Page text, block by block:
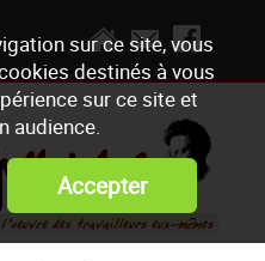
sur ce site, vous
destinés à vous
sur ce site et
audience.
Accepter